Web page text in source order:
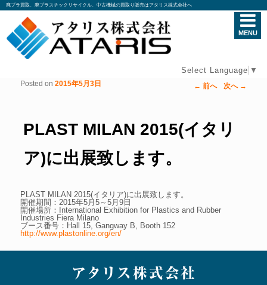
廃プラ買取、廃プラスチックリサイクル、中古機械の買取り販売はアタリス株式会社へ
Select Language ▼
MENU
← 前へ 次へ →
PLAST MILAN 2015(イタリ
ア)に出展致します。
Posted on2015年5月3日
PLAST MILAN 2015(イタリア)に出展致します。
開催期間：2015年5月5～5月9日
開催場所：International Exhibition for Plastics and Rubber
Industries Fiera Milano
ブース番号：Hall 15, Gangway B, Booth 152
http://www.plastonline.org/en/